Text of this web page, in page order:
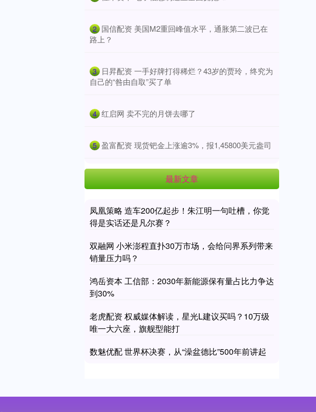
2 ​国信配资 美国M2重回峰值水平，通胀第二波已在
路上？
3 ​日昇配资 一手好牌打得稀烂？43岁的贾玲，终究为
自己的“咎由自取”买了单
4 ​红启网 卖不完的月饼去哪了
5 ​盈富配资 现货钯金上涨逾3%，报1,45800美元盎司
最新文章
凤凰策略 造车200亿起步！朱江明一句吐槽，你觉
得是实话还是凡尔赛？
双融网 小米澎程直扑30万市场，会给问界系列带来
销量压力吗？
鸿岳资本 工信部：2030年新能源保有量占比力争达
到30%
老虎配资 权威媒体解读，星光L建议买吗？10万级
唯一大六座，旗舰型能打
数魅优配 世界杯决赛，从“澡盆德比”500年前讲起